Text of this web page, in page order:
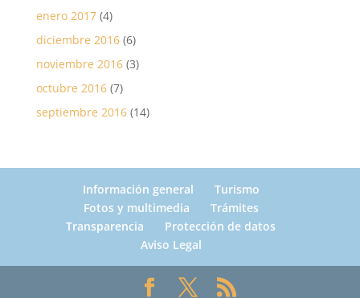
enero 2017(4)
diciembre 2016(6)
noviembre 2016(3)
octubre 2016(7)
septiembre 2016(14)
Información general
Turismo
Fotos y multimedia
Trámites
Transparencia
Protección de datos
Aviso Legal